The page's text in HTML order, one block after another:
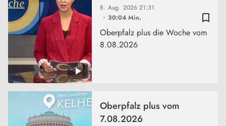
bookmark_border
8. Aug. 202621:31
30:04 Min.
Oberpfalz plus die Woche vom
8.08.2026
Oberpfalz plus vom
7.08.2026